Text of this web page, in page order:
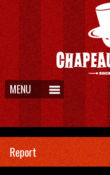
MENU
Report